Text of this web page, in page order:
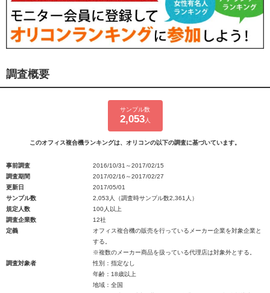
調査概要
サンプル数
2,053人
このオフィス複合機ランキングは、オリコンの以下の調査に基づいています。
事前調査
2016/10/31～2017/02/15
調査期間
2017/02/16～2017/02/27
更新日
2017/05/01
サンプル数
2,053人（調査時サンプル数2,361人）
規定人数
100人以上
調査企業数
12社
定義
オフィス複合機の販売を行っているメーカー企業を対象企業と
する。
※複数のメーカー商品を扱っている代理店は対象外とする。
調査対象者
性別：指定なし
年齢：18歳以上
地域：全国